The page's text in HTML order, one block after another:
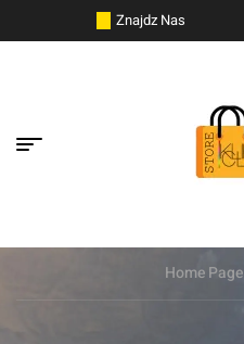
Znajdz Nas
Home Page